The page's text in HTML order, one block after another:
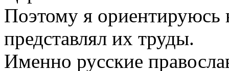
Поэтому я ориентируюсь
представлял их труды.
Именно русские